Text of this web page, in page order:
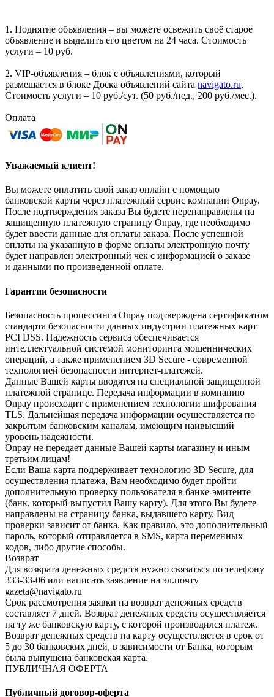
1. Поднятие объявления – вы можете освежить своё старое
объявление и выделить его цветом на 24 часа. Стоимость
услуги – 10 руб.
2. VIP-объявления – блок с объявлениями, который
размещается в блоке Доска объявлений сайта navigato.ru.
Стоимость услуги – 10 руб./сут. (50 руб./нед., 200 руб./мес.).
Оплата
Уважаемый клиент!
Вы можете оплатить свой заказ онлайн с помощью
банковской карты через платежный сервис компании Onpay.
После подтверждения заказа Вы будете перенаправлены на
защищенную платежную страницу Onpay, где необходимо
будет ввести данные для оплаты заказа. После успешной
оплаты на указанную в форме оплаты электронную почту
будет направлен электронный чек с информацией о заказе
и данными по произведенной оплате.
Гарантии безопасности
Безопасность процессинга Onpay подтверждена сертификатом
стандарта безопасности данных индустрии платежных карт
PCI DSS. Надежность сервиса обеспечивается
интеллектуальной системой мониторинга мошеннических
операций, а также применением 3D Secure - современной
технологией безопасности интернет-платежей.
Данные Вашей карты вводятся на специальной защищенной
платежной странице. Передача информации в компанию
Onpay происходит с применением технологии шифрования
TLS. Дальнейшая передача информации осуществляется по
закрытым банковским каналам, имеющим наивысший
уровень надежности.
Onpay не передает данные Вашей карты магазину и иным
третьим лицам!
Если Ваша карта поддерживает технологию 3D Secure, для
осуществления платежа, Вам необходимо будет пройти
дополнительную проверку пользователя в банке-эмитенте
(банк, который выпустил Вашу карту). Для этого Вы будете
направлены на страницу банка, выдавшего карту. Вид
проверки зависит от банка. Как правило, это дополнительный
пароль, который отправляется в SMS, карта переменных
кодов, либо другие способы.
Возврат
Для возврата денежных средств нужно связаться по телефону
333-33-06 или написать заявление на эл.почту
gazeta@navigato.ru
Срок рассмотрения заявки на возврат денежных средств
составляет 7 дней. Возврат денежных средств осуществляется
на ту же банковскую карту, с которой производился платеж.
Возврат денежных средств на карту осуществляется в срок от
5 до 30 банковских дней, в зависимости от Банка, которым
была выпущена банковская карта.
ПУБЛИЧНАЯ ОФЕРТА
Публичный договор-оферта